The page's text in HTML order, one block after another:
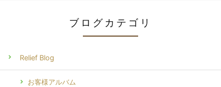
ブログカテゴリ
Relief Blog
お客様アルバム